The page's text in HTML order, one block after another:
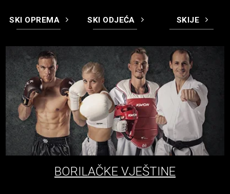
SKI OPREMA SKI ODJEĆA SKIJE
BORILAČKE VJEŠTINE